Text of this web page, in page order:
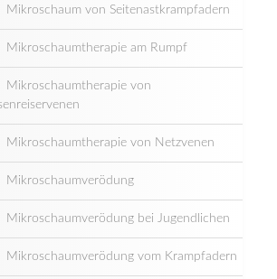
Mikroschaum von Seitenastkrampfadern
Mikroschaumtherapie am Rumpf
Mikroschaumtherapie von
Mikroschaumtherapie von Netzvenen
Mikroschaumverödung
Mikroschaumverödung bei Jugendlichen
Mikroschaumverödung vom Krampfadern